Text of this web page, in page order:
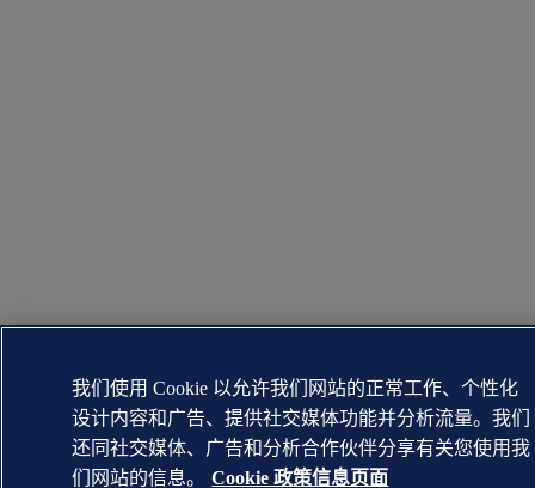
我们使用 Cookie 以允许我们网站的正常工作、个性化
设计内容和广告、提供社交媒体功能并分析流量。我们
还同社交媒体、广告和分析合作伙伴分享有关您使用我
们网站的信息。
Cookie 政策信息页面